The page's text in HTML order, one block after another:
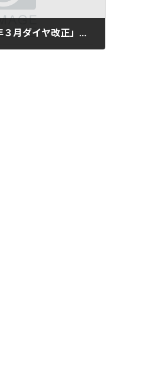
申５号『「２０２６年３月ダイヤ改正」および「浜通りエリアの業務の見直し」について』団体交渉実施！①